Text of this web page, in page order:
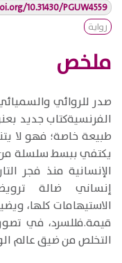
10.31430/PGUW4559
رواية
ملخص
​صدر للروائي
الفرنسيةكتاب جديد
طبيعة خاصة؛ فهو لا
يكتفي ببسط سلسلة من
الإنسانية منذ فجر
إنساني ضالة
الاستيهامات كلها،
قيمة.فللسرد، في
التخلص من ضيق عالم